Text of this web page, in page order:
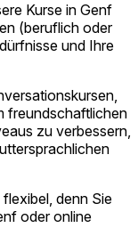
Kurse in Genf
(beruflich oder
und Ihre
freundschaftlichen
zu verbessern,
denn Sie
oder online